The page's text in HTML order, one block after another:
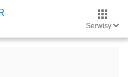
Serwisy